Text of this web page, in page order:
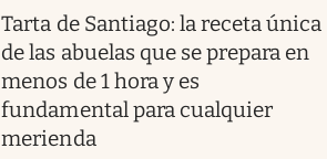
Tarta de Santiago: la receta única
de las abuelas que se prepara en
menos de 1 hora y es
fundamental para cualquier
merienda